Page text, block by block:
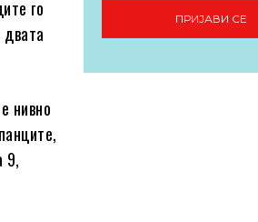
го
нивно
9,
ПРИЈАВИ СЕ